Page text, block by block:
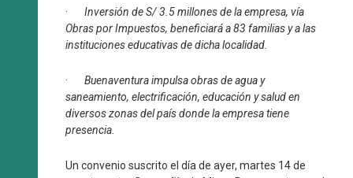
· Inversión de S/ 3.5 millones de la empresa, vía
Obras por Impuestos, beneficiará a 83 familias y a las
instituciones educativas de dicha localidad.
· Buenaventura impulsa obras de agua y
saneamiento, electrificación, educación y salud en
diversos zonas del país donde la empresa tiene
presencia.
Un convenio suscrito el día de ayer, martes 14 de